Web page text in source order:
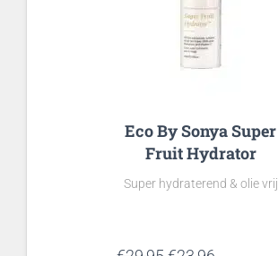
Eco By Sonya Super
Fruit Hydrator
Super hydraterend & olie vrij